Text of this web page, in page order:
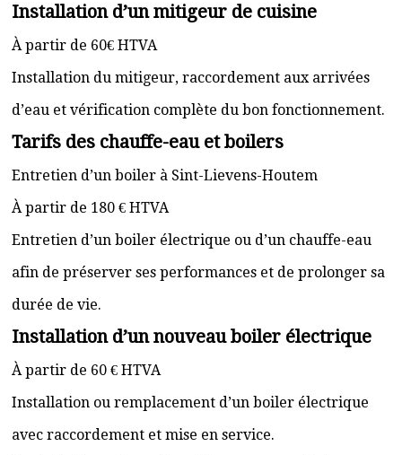
Installation d’un mitigeur de cuisine
À partir de 60€ HTVA
Installation du mitigeur, raccordement aux arrivées
d’eau et vérification complète du bon fonctionnement.
Tarifs des chauffe-eau et boilers
Entretien d’un boiler à Sint-Lievens-Houtem
À partir de 180 € HTVA
Entretien d’un boiler électrique ou d’un chauffe-eau
afin de préserver ses performances et de prolonger sa
durée de vie.
Installation d’un nouveau boiler électrique
À partir de 60 € HTVA
Installation ou remplacement d’un boiler électrique
avec raccordement et mise en service.